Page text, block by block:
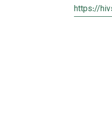
https://